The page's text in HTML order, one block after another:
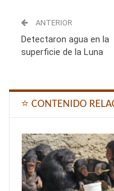
ANTERIOR
Detectaron agua en la
superficie de la Luna
⭐ CONTENIDO